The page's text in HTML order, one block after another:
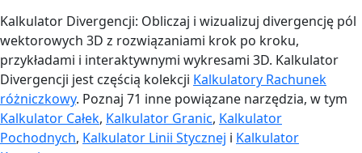
Kalkulator Divergencji: Obliczaj i wizualizuj divergencję pól
wektorowych 3D z rozwiązaniami krok po kroku,
przykładami i interaktywnymi wykresami 3D. Kalkulator
Divergencji jest częścią kolekcji Kalkulatory Rachunek
różniczkowy. Poznaj 71 inne powiązane narzędzia, w tym
Kalkulator Całek, Kalkulator Granic, Kalkulator
Pochodnych, Kalkulator Linii Stycznej i Kalkulator